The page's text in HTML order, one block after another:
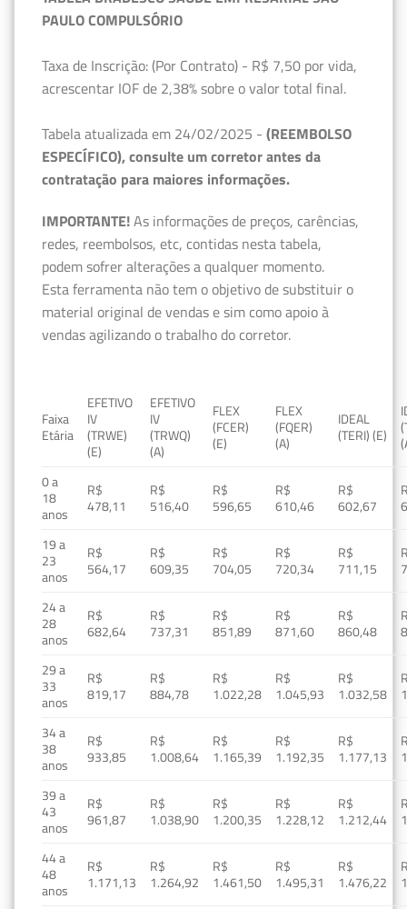
PAULO COMPULSÓRIO
Taxa de Inscrição: (Por Contrato) - R$ 7,50 por vida,
acrescentar IOF de 2,38% sobre o valor total final.
Tabela atualizada em 24/02/2025 - (REEMBOLSO
ESPECÍFICO), consulte um corretor antes da
contratação para maiores informações.
IMPORTANTE!As informações de preços, carências,
redes, reembolsos, etc, contidas nesta tabela,
podem sofrer alterações a qualquer momento.
Esta ferramenta não tem o objetivo de substituir o
material original de vendas e sim como apoio à
vendas agilizando o trabalho do corretor.
Faixa
Etária
EFETIVO
IV
(TRWE)
(E)
EFETIVO
IV
(TRWQ)
(A)
FLEX
(FCER)
(E)
FLEX
(FQER)
(A)
IDEAL
(TERI) (E)
0 a
18
anos
R$
478,11
R$
516,40
R$
596,65
R$
610,46
R$
602,67
19 a
23
anos
R$
564,17
R$
609,35
R$
704,05
R$
720,34
R$
711,15
24 a
28
anos
R$
682,64
R$
737,31
R$
851,89
R$
871,60
R$
860,48
29 a
33
anos
R$
819,17
R$
884,78
R$
1.022,28
R$
1.045,93
R$
1.032,58
34 a
38
anos
R$
933,85
R$
1.008,64
R$
1.165,39
R$
1.192,35
R$
1.177,13
39 a
43
anos
R$
961,87
R$
1.038,90
R$
1.200,35
R$
1.228,12
R$
1.212,44
44 a
48
anos
R$
1.171,13
R$
1.264,92
R$
1.461,50
R$
1.495,31
R$
1.476,22